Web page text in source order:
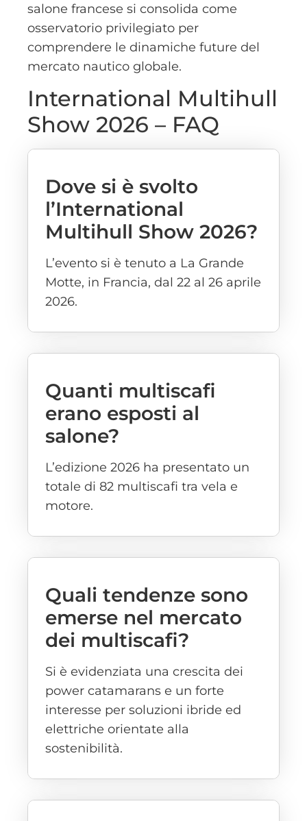
salone francese si consolida come
osservatorio privilegiato per
comprendere le dinamiche future del
mercato nautico globale.
International Multihull
Show 2026 – FAQ
Dove si è svolto
l’International
Multihull Show 2026?
L’evento si è tenuto a La Grande
Motte, in Francia, dal 22 al 26 aprile
2026.
Quanti multiscafi
erano esposti al
salone?
L’edizione 2026 ha presentato un
totale di 82 multiscafi tra vela e
motore.
Quali tendenze sono
emerse nel mercato
dei multiscafi?
Si è evidenziata una crescita dei
power catamarans e un forte
interesse per soluzioni ibride ed
elettriche orientate alla
sostenibilità.